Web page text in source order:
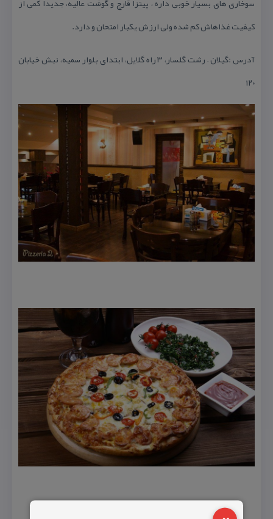
كیفیت غذاهاش كم شده ولی ارزش یكبار امتحان و دارد.
آدرس :گیلان – رشت گلسار، ۳ راه گلایل، ابتدای بلوار سمیه، نبش خیابان
۱۲۰